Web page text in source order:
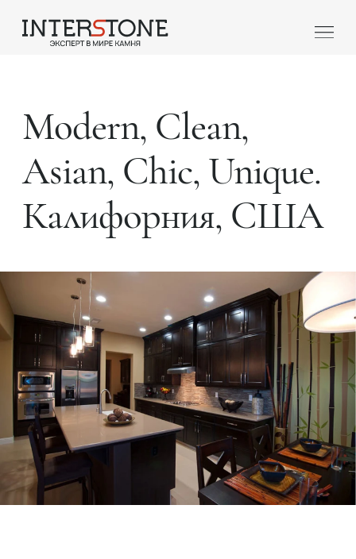
Modern, Clean,
Asian, Chic, Unique.
Калифорния, CША
Ваша сфера деятельности
Обработчик